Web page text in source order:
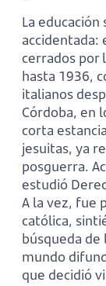
La educación
accidentada:
cerrados por
hasta 1936,
italianos
Córdoba, en
corta
jesuitas, ya
posguerra.
estudió
A la vez, fue
católica,
búsqueda
mundo
que decidió